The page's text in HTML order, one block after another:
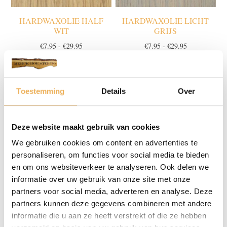
Toestemming Details Over
Deze website maakt gebruik van cookies
We gebruiken cookies om content en advertenties te
personaliseren, om functies voor social media te bieden
en om ons websiteverkeer te analyseren. Ook delen we
informatie over uw gebruik van onze site met onze
partners voor social media, adverteren en analyse. Deze
partners kunnen deze gegevens combineren met andere
informatie die u aan ze heeft verstrekt of die ze hebben
HARDWAXOLIE HALF
WIT
€7.95 - €29.95Prijsklasse:
€29.95
HARDWAXOLIE LICHT
GRIJS
€7.95 - €29.95Prijsklasse:
€29.95
HARDWAXOLIE LICHT
VEROUDERD
7.95 29.95
€7.95
HARDWAXOLIE LICHT
VERWEERD
€ 7.95 29.95
Prijsklasse: